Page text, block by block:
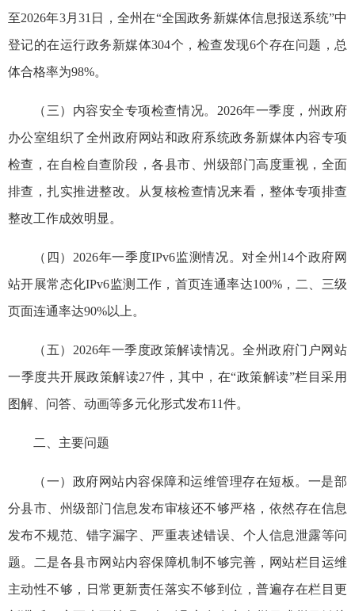
至2026年3月31日，全州在“全国政务新媒体信息报送系统”中
登记的在运行政务新媒体304个，检查发现6个存在问题，总
体合格率为98%。
（三）内容安全专项检查情况。2026年一季度，州政府
办公室组织了全州政府网站和政府系统政务新媒体内容专项
检查，在自检自查阶段，各县市、州级部门高度重视，全面
排查，扎实推进整改。从复核检查情况来看，整体专项排查
整改工作成效明显。
（四）2026年一季度IPv6监测情况。对全州14个政府网
站开展常态化IPv6监测工作，首页连通率达100%，二、三级
页面连通率达90%以上。
（五）2026年一季度政策解读情况。全州政府门户网站
一季度共开展政策解读27件，其中，在“政策解读”栏目采用
图解、问答、动画等多元化形式发布11件。
二、主要问题
（一）政府网站内容保障和运维管理存在短板。一是部
分县市、州级部门信息发布审核还不够严格，依然存在信息
发布不规范、错字漏字、严重表述错误、个人信息泄露等问
题。二是各县市网站内容保障机制不够完善，网站栏目运维
主动性不够，日常更新责任落实不够到位，普遍存在栏目更